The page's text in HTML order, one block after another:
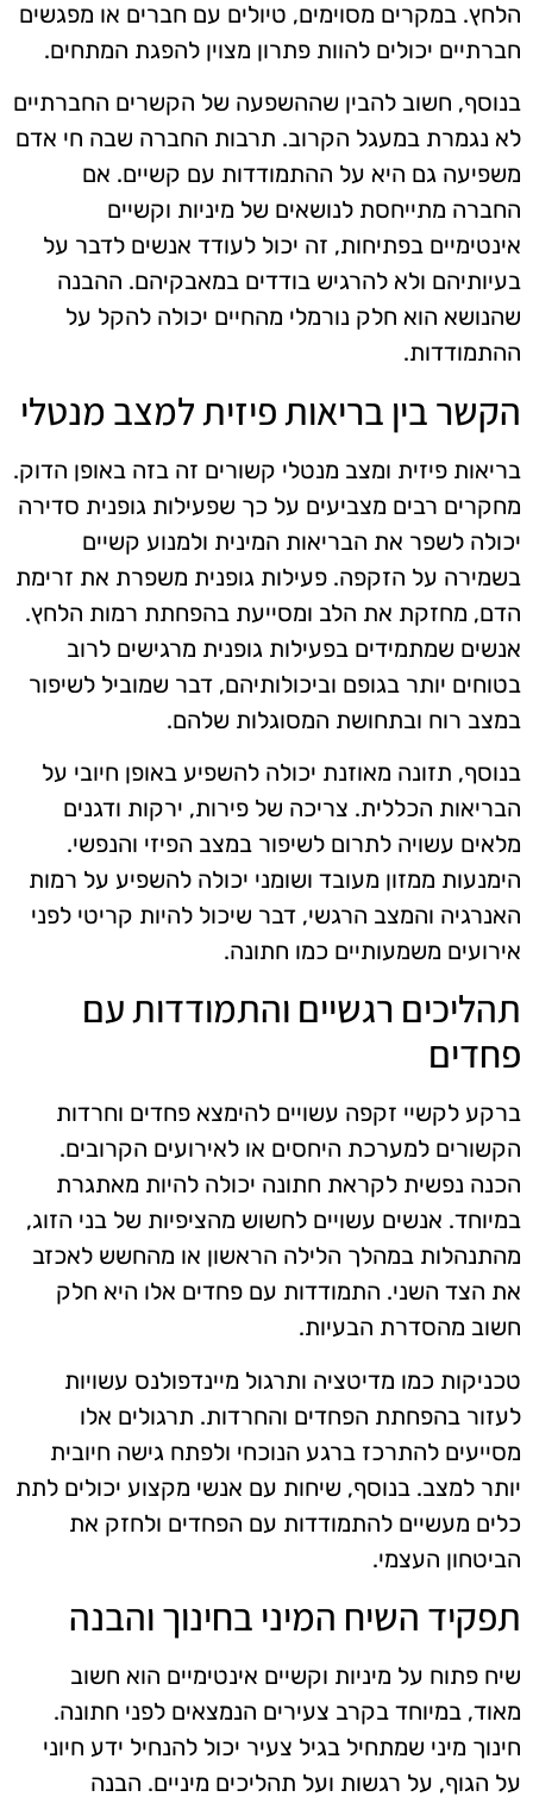
הלחץ. במקרים מסוימים, טיולים עם חברים או מפגשים
חברתיים יכולים להוות פתרון מצוין להפגת המתחים.
בנוסף, חשוב להבין שההשפעה של הקשרים החברתיים
לא נגמרת במעגל הקרוב. תרבות החברה שבה חי אדם
משפיעה גם היא על ההתמודדות עם קשיים. אם
החברה מתייחסת לנושאים של מיניות וקשיים
אינטימיים בפתיחות, זה יכול לעודד אנשים לדבר על
בעיותיהם ולא להרגיש בודדים במאבקיהם. ההבנה
שהנושא הוא חלק נורמלי מהחיים יכולה להקל על
ההתמודדות.
הקשר בין בריאות פיזית למצב מנטלי
בריאות פיזית ומצב מנטלי קשורים זה בזה באופן הדוק.
מחקרים רבים מצביעים על כך שפעילות גופנית סדירה
יכולה לשפר את הבריאות המינית ולמנוע קשיים
בשמירה על הזקפה. פעילות גופנית משפרת את זרימת
הדם, מחזקת את הלב ומסייעת בהפחתת רמות הלחץ.
אנשים שמתמידים בפעילות גופנית מרגישים לרוב
בטוחים יותר בגופם וביכולותיהם, דבר שמוביל לשיפור
במצב רוח ובתחושת המסוגלות שלהם.
בנוסף, תזונה מאוזנת יכולה להשפיע באופן חיובי על
הבריאות הכללית. צריכה של פירות, ירקות ודגנים
מלאים עשויה לתרום לשיפור במצב הפיזי והנפשי.
הימנעות ממזון מעובד ושומני יכולה להשפיע על רמות
האנרגיה והמצב הרגשי, דבר שיכול להיות קריטי לפני
אירועים משמעותיים כמו חתונה.
תהליכים רגשיים והתמודדות עם
פחדים
ברקע לקשיי זקפה עשויים להימצא פחדים וחרדות
הקשורים למערכת היחסים או לאירועים הקרובים.
הכנה נפשית לקראת חתונה יכולה להיות מאתגרת
במיוחד. אנשים עשויים לחשוש מהציפיות של בני הזוג,
מהתנהלות במהלך הלילה הראשון או מהחשש לאכזב
את הצד השני. התמודדות עם פחדים אלו היא חלק
חשוב מהסדרת הבעיות.
טכניקות כמו מדיטציה ותרגול מיינדפולנס עשויות
לעזור בהפחתת הפחדים והחרדות. תרגולים אלו
מסייעים להתרכז ברגע הנוכחי ולפתח גישה חיובית
יותר למצב. בנוסף, שיחות עם אנשי מקצוע יכולים לתת
כלים מעשיים להתמודדות עם הפחדים ולחזק את
הביטחון העצמי.
תפקיד השיח המיני בחינוך והבנה
שיח פתוח על מיניות וקשיים אינטימיים הוא חשוב
מאוד, במיוחד בקרב צעירים הנמצאים לפני חתונה.
חינוך מיני שמתחיל בגיל צעיר יכול להנחיל ידע חיוני
על הגוף, על רגשות ועל תהליכים מיניים. הבנה